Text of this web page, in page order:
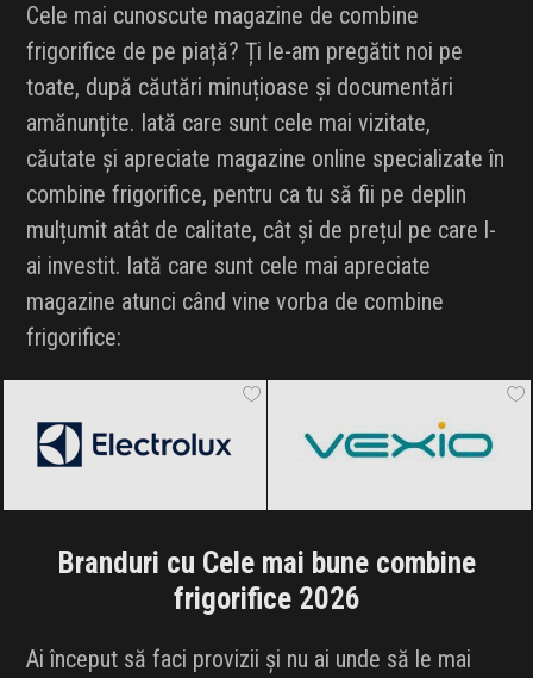
Cele mai cunoscute magazine de combine
frigorifice de pe piață? Ți le-am pregătit noi pe
toate, după căutări minuțioase și documentări
amănunțite. Iată care sunt cele mai vizitate,
căutate și apreciate magazine online specializate în
combine frigorifice, pentru ca tu să fii pe deplin
mulțumit atât de calitate, cât și de prețul pe care l-
ai investit. Iată care sunt cele mai apreciate
magazine atunci când vine vorba de combine
frigorifice:
Branduri cu Cele mai bune combine
frigorifice 2026
Ai început să faci provizii și nu ai unde să le mai